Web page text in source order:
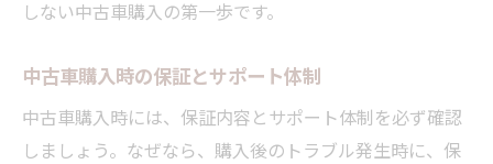
しない中古車購入の第一歩です。
中古車購入時の保証とサポート体制
中古車購入時には、保証内容とサポート体制を必ず確認
しましょう。なぜなら、購入後のトラブル発生時に、保